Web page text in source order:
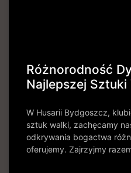
Różnorodność
Najlepszej Sztuki
W Husarii Bydgoszcz,
sztuk walki, zachęcamy
odkrywania bogactwa
oferujemy. Zajrzyjmy